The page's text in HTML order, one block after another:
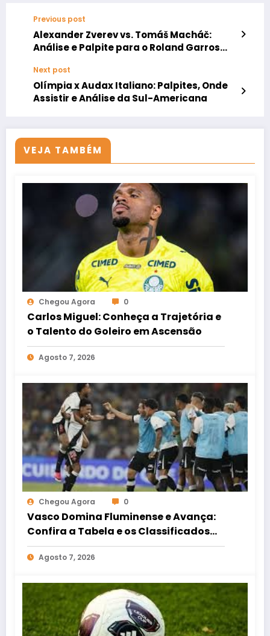
Previous post
Alexander Zverev vs. Tomáš Macháč:
Análise e Palpite para o Roland Garros
Next post
Olímpia x Audax Italiano: Palpites, Onde
Assistir e Análise da Sul-Americana
VEJA TAMBÉM
Chegou Agora 0
Carlos Miguel: Conheça a Trajetória e
o Talento do Goleiro em Ascensão
Agosto 7, 2026
Chegou Agora 0
Vasco Domina Fluminense e Avança:
Confira a Tabela e os Classificados
da Copa do Brasil
Agosto 7, 2026